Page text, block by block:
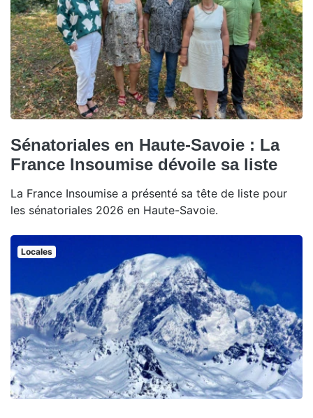
Sénatoriales en Haute-Savoie : La
France Insoumise dévoile sa liste
La France Insoumise a présenté sa tête de liste pour
les sénatoriales 2026 en Haute-Savoie.
Locales